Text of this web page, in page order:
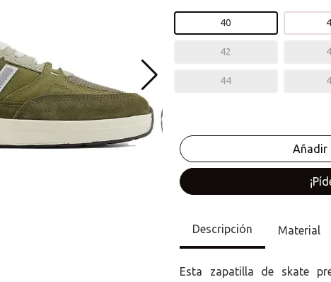
40
42
44
Descripción Material
Esta zapatilla de skate